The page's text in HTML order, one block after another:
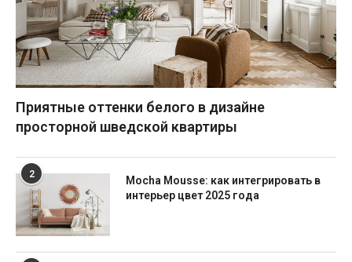
Приятные оттенки белого в дизайне
просторной шведской квартиры
2
Mocha Mousse: как интегрировать в
интерьер цвет 2025 года